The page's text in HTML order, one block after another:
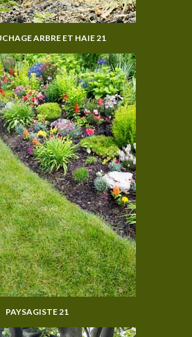
ARBRE ET HAIE 21
PAYSAGISTE 21